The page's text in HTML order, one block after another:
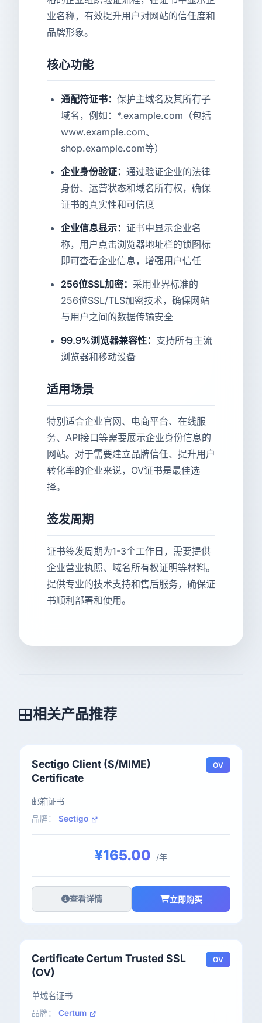
业名称，有效提升用户对网站的信任度和
品牌形象。
核心功能
通配符证书： 保护主域名及其所有子
域名，例如：*.example.com（包括
www.example.com、
shop.example.com等）
企业身份验证： 通过验证企业的法律
身份、运营状态和域名所有权，确保
证书的真实性和可信度
企业信息显示： 证书中显示企业名
称，用户点击浏览器地址栏的锁图标
即可查看企业信息，增强用户信任
256位SSL加密： 采用业界标准的
256位SSL/TLS加密技术，确保网站
与用户之间的数据传输安全
99.9%浏览器兼容性： 支持所有主流
浏览器和移动设备
适用场景
特别适合企业官网、电商平台、在线服
务、API接口等需要展示企业身份信息的
网站。对于需要建立品牌信任、提升用户
转化率的企业来说，OV证书是最佳选
择。
签发周期
证书签发周期为1-3个工作日，需要提供
企业营业执照、域名所有权证明等材料。
提供专业的技术支持和售后服务，确保证
书顺利部署和使用。
相关产品推荐
Sectigo Client (S/MIME)
Certificate
OV
邮箱证书
品牌： Sectigo
¥165.00 /年
查看详情 立即购买
Certificate Certum Trusted SSL
(OV)
OV
单域名证书
品牌： Certum